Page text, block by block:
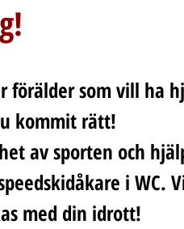
förälder som vill ha
kommit rätt!
av sporten och
i WC.
med din idrott!